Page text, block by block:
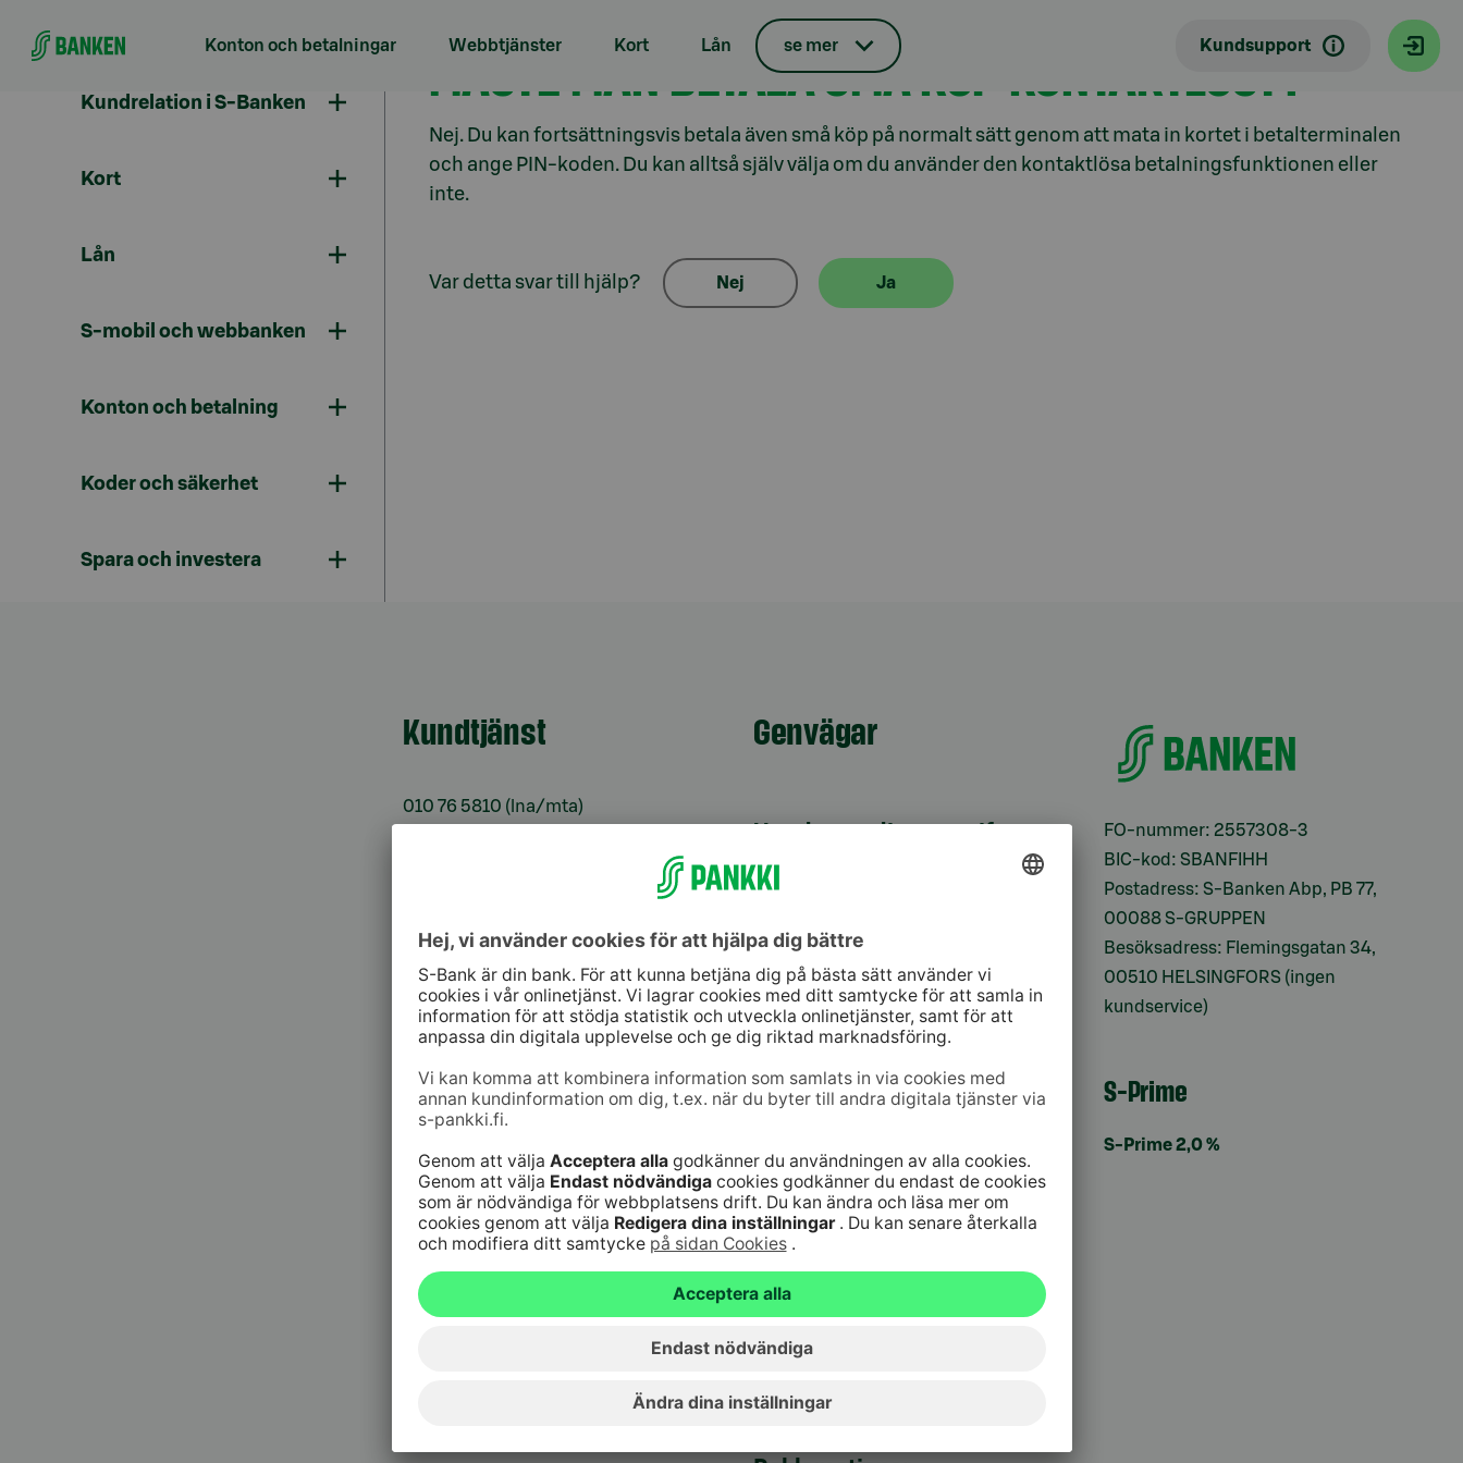
Konton och betalningar Webbtjänster Kort Lån se mer Kundsupport
Kundrelation i S-Banken
Kort
Lån
S-mobil och webbanken
Konton och betalning
Koder och säkerhet
Spara och investera
MÅSTE MAN BETALA SMÅ KÖP KONTAKTLÖST?
Nej. Du kan fortsättningsvis betala även små köp på normalt sätt genom att mata in kortet i betalterminalen
och ange PIN-koden. Du kan alltså själv välja om du använder den kontaktlösa betalningsfunktionen eller
inte.
Var detta svar till hjälp? Nej Ja
Kundtjänst
010 76 5810 (lna/mta)
h/dygn
09 6964 6820 (lna/mta)
Spärrtjänst för kort 24
h/dygn
020 333 (lna/mta)
Genvägar
Kontrollera
Bli kund
Serviceavgifter
Vanliga frågor
bankärenden
Fondkurser
Artiklar
Hyreslokaler
Ge respons
FO-nummer: 2557308-3
BIC-kod: SBANFIHH
Postadress: S-Banken Abp, PB 77,
00088 S-GRUPPEN
Besöksadress: Flemingsgatan 34,
00510 HELSINGFORS (ingen
kundservice)
S-Prime
S-Prime 2,0 %